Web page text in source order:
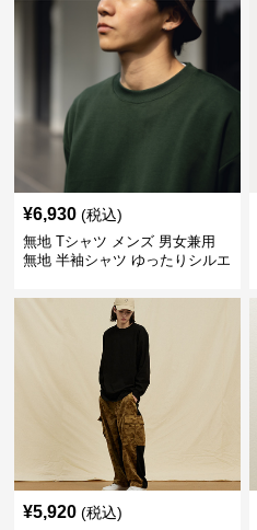
¥6,930 (税込)
無地 Tシャツ メンズ 男女兼用
無地 半袖シャツ ゆったりシルエ
¥5,920 (税込)